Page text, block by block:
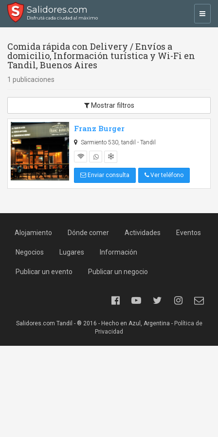
Salidores.com
Disfrutá cada ciudad al máximo
Comida rápida con Delivery / Envíos a
domicilio, Información turística y Wi-Fi en
Tandil, Buenos Aires
1 publicaciones
Mostrar filtros
Franz Burger
Sarmiento 530, tandil - Tandil
Enviar consulta Ver teléfono
Alojamiento Dónde comer Actividades Eventos
Negocios Lugares Información
Publicar un evento Publicar un negocio
Salidores.com Tandil - ® 2016 - Hecho en Azul, Argentina - Política de
Privacidad